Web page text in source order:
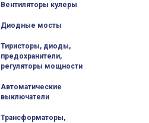
Вентиляторы кулеры
Диодные мосты
Тиристоры, диоды,
предохранители,
регуляторы мощности
Автоматические
выключатели
Трансформаторы,